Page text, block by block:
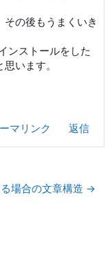
の後もうまくいき
ンストールをした
います。
マリンク
返信
場合の文章構造 →